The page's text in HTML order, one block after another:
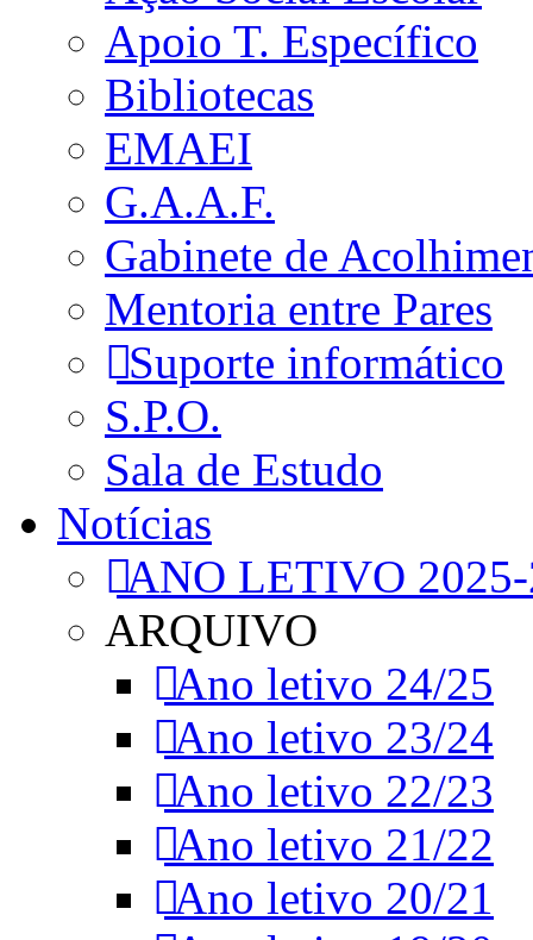
Apoio T. Específico
Bibliotecas
EMAEI
G.A.A.F.
Gabinete de
Mentoria entre Pares
Suporte informático
S.P.O.
Sala de Estudo
Notícias
ANO LETIVO
ARQUIVO
Ano letivo 24/25
Ano letivo 23/24
Ano letivo 22/23
Ano letivo 21/22
Ano letivo 20/21